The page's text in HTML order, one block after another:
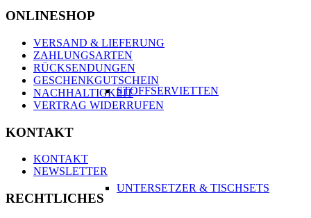
STOFFSERVIETTEN
UNTERSETZER & TISCHSETS
ONLINESHOP
VERSAND & LIEFERUNG
ZAHLUNGSARTEN
RÜCKSENDUNGEN
GESCHENKGUTSCHEIN
NACHHALTIGKEIT
VERTRAG WIDERRUFEN
KONTAKT
KONTAKT
NEWSLETTER
RECHTLICHES